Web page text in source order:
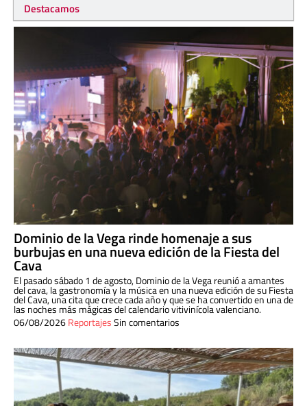
Destacamos
Dominio de la Vega rinde homenaje a sus
burbujas en una nueva edición de la Fiesta del
Cava
El pasado sábado 1 de agosto, Dominio de la Vega reunió a amantes
del cava, la gastronomía y la música en una nueva edición de su Fiesta
del Cava, una cita que crece cada año y que se ha convertido en una de
las noches más mágicas del calendario vitivinícola valenciano.
06/08/2026ReportajesSin comentarios